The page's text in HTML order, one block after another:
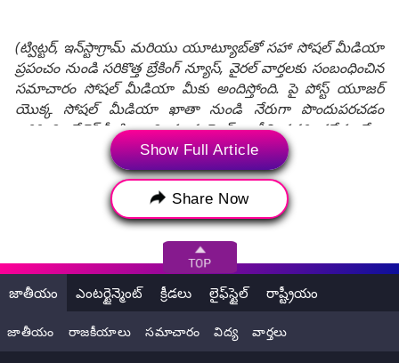
(ట్విట్టర్, ఇన్‌స్టాగ్రామ్ మరియు యూట్యూబ్‌తో సహా సోషల్ మీడియా
ప్రపంచం నుండి సరికొత్త బ్రేకింగ్ న్యూస్, వైరల్ వార్తలకు సంబంధించిన
సమాచారం సోషల్ మీడియా మీకు అందిస్తోంది. పై పోస్ట్ యూజర్
యొక్క సోషల్ మీడియా ఖాతా నుండి నేరుగా పొందుపరచడం
జరిగింది. లేటెస్ట్‌లీ సిబ్బంది ఈ కంటెంట్ బాడీని సవరించలేదు లేదా
సవరించకపోవచ్చు. సోషల్ మీడియా పోస్ట్‌లో కనిపించే అభిప్రాయాలు
మరియు వాస్తవాలు లేటెస్ట్‌లీ అభిప్రాయాలను ప్రతిబింబించవు, అలాగే
లేటెస్ట్‌లీ దీనికి ఎటువంటి బాధ్యత వహించదు.)
Tirumala
lord balaji srivari suprabhata seva
isro team ఇస్రో ఇస్రో శాస్త్రవేత్తలు
శ్రీవారి దర్శనం సుప్రభాత సేవ
Show Full Article
Share Now
జాతీయం ఎంటర్టైన్మెంట్ క్రీడలు లైఫ్‌స్టైల్ రాష్ట్రీయం
జాతీయం రాజకీయాలు సమాచారం విద్య వార్తలు